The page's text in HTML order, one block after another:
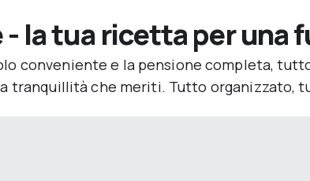
la tua ricetta per una
conveniente e la pensione completa,
tranquillità che meriti. Tutto organizzato,